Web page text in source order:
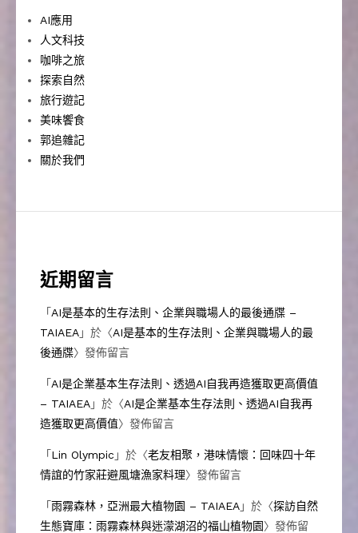
AI應用
人文科技
咖啡之旅
探索自然
旅行遊記
美味饗食
郭追雜記
關於我們
近期留言
「AI是基本的生存法則、企業與職場人的最後通牒 –
TAIAEA」於〈AI是基本的生存法則、企業與職場人的最
後通牒〉發佈留言
「AI是企業基本生存法則、透過AI自我再造獲取更高價值
– TAIAEA」於〈AI是企業基本生存法則、透過AI自我再
造獲取更高價值〉發佈留言
「Lin Olympic 」於〈老友相聚，港味情懷：回味四十年
情誼的竹家莊避風塘漁家料理〉發佈留言
「雨霧森林，亞洲最大植物園 – TAIAEA」於〈探訪自然
生態寶庫：雨霧森林與迷濛湖沼的福山植物園〉發佈留